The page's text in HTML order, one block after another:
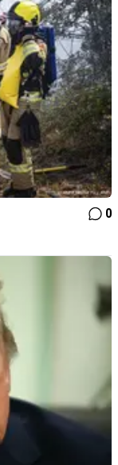
0